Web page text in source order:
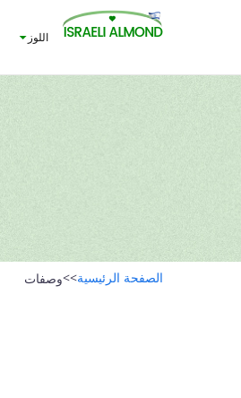
اللوز
الصفحة الرئيسية>>وصفات